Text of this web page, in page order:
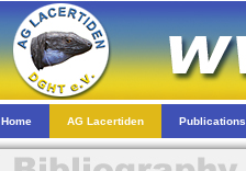
Home AG Lacertiden Publications